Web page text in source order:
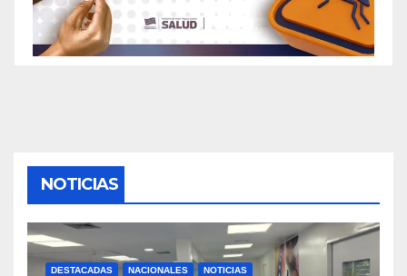
NOTICIAS
DESTACADAS NACIONALES NOTICIAS